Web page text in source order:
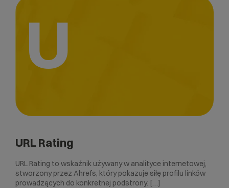
U
URL Rating
URL Rating to wskaźnik używany w analityce internetowej,
stworzony przez Ahrefs, który pokazuje siłę profilu linków
prowadzących do konkretnej podstrony. […]